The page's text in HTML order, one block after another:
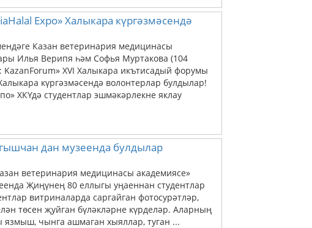
Expo» Халыкара күргәзмәсендә
Казан ветеринария медицинасы
Илья Верипя һәм Софья Муртакова (104
KazanForum» XVI Халыкара икътисадый форумы
күргәзмәсендә волонтерлар булдылар!
ХКҮдә студентлар эшмәкәрлекне яклау
дан музеенда булдылар
ветеринария медицинасы академиясе»
Җиңүнең 80 еллыгы уңаеннан студентлар
витриналарда саргайган фотосурәтләр,
төсен җуйган бүләкләрне күрделәр. Аларның
язмыш, чынга ашмаган хыяллар, туган ...